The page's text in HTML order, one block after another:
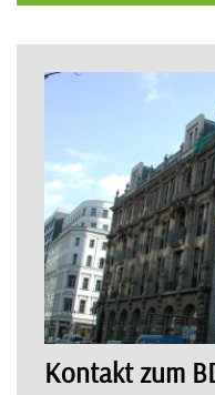
Kontakt zum